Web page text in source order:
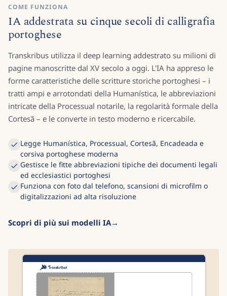
COME FUNZIONA
IA addestrata su cinque secoli di calligrafia
portoghese
Transkribus utilizza il deep learning addestrato su milioni di
pagine manoscritte dal XV secolo a oggi. L'IA ha appreso le
forme caratteristiche delle scritture storiche portoghesi – i
tratti ampi e arrotondati della Humanística, le abbreviazioni
intricate della Processual notarile, la regolarità formale della
Cortesã – e le converte in testo moderno e ricercabile.
Legge Humanística, Processual, Cortesã, Encadeada e
corsiva portoghese moderna
Gestisce le fitte abbreviazioni tipiche dei documenti legali
ed ecclesiastici portoghesi
Funziona con foto dal telefono, scansioni di microfilm o
digitalizzazioni ad alta risoluzione
Scopri di più sui modelli IA